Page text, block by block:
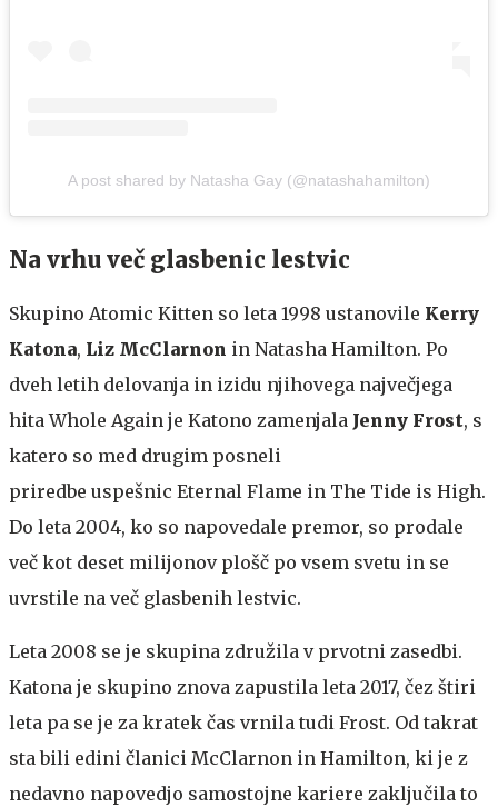
A post shared by Natasha Gay (@natashahamilton)
Na vrhu več glasbenic lestvic
Skupino Atomic Kitten so leta 1998 ustanovile Kerry
Katona, Liz McClarnon in Natasha Hamilton. Po
dveh letih delovanja in izidu njihovega največjega
hita Whole Again je Katono zamenjala Jenny Frost, s
katero so med drugim posneli
priredbe uspešnic Eternal Flame in The Tide is High.
Do leta 2004, ko so napovedale premor, so prodale
več kot deset milijonov plošč po vsem svetu in se
uvrstile na več glasbenih lestvic.
Leta 2008 se je skupina združila v prvotni zasedbi.
Katona je skupino znova zapustila leta 2017, čez štiri
leta pa se je za kratek čas vrnila tudi Frost. Od takrat
sta bili edini članici McClarnon in Hamilton, ki je z
nedavno napovedjo samostojne kariere zaključila to